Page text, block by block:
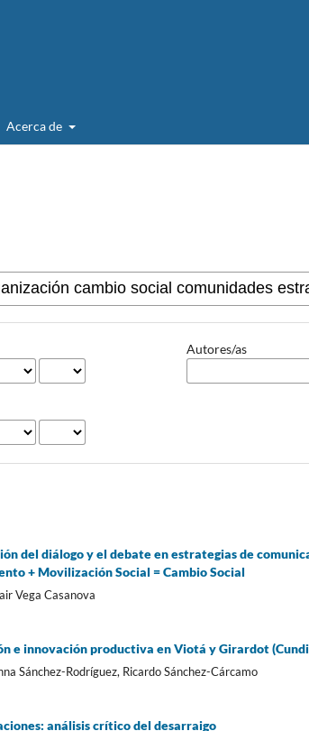
Acerca de
Autores/as
del diálogo y el debate en estrategias de
+ Movilización Social = Cambio Social
Vega Casanova
e innovación productiva en Viotá y Girardot
Sánchez-Rodríguez, Ricardo Sánchez-Cárcamo
análisis crítico del desarraigo